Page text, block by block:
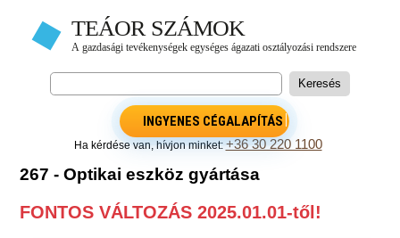
INGYENES CÉGALAPÍTÁS
Ha kérdése van, hívjon minket:+36 30 220 1100
267 - Optikai eszköz gyártása
FONTOS VÁLTOZÁS 2025.01.01-től!